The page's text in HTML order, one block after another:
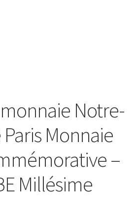
Notre-
Monnaie
–
Millésime